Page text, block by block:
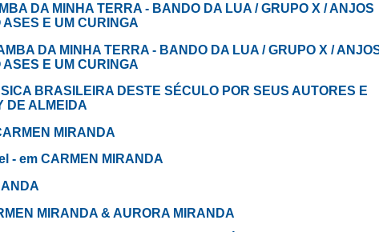
DA MINHA TERRA - BANDO DA LUA / GRUPO X / ANJOS
ASES E UM CURINGA
DA MINHA TERRA - BANDO DA LUA / GRUPO X /
ASES E UM CURINGA
BRASILEIRA DESTE SÉCULO POR SEUS AUTORES E
DE ALMEIDA
MIRANDA
- em CARMEN MIRANDA
MIRANDA & AURORA MIRANDA